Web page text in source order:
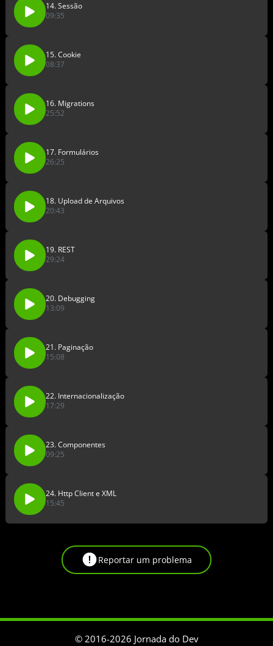
14. Sessão
09:35
15. Cookie
08:37
16. Migrations
25:52
17. Formulários
26:25
18. Upload de Arquivos
20:43
19. REST
29:24
20. Debugging
13:09
21. Paginação
15:08
22. Internacionalização
17:29
23. Componentes
09:25
24. Http Client e XML
15:45
Reportar um problema
© 2016-2026 Jornada do Dev